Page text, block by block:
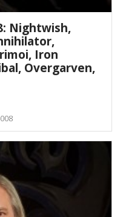
Nightwish,
Iron
Overgarven,